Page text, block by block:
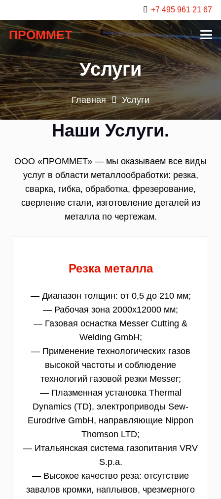
+7 495 961 21 67
ПРОММЕТ
Услуги
Главная Услуги
Наши Услуги.
ООО «ПРОММЕТ» — мы оказываем все виды
услуг в области металлообработки: резка,
сварка, гибка, обработка, фрезерование,
сверление стали, изготовление деталей из
металла по чертежам.
Резка металла
— Диапазон толщин: от 0,5 до 210 мм;
— Рабочая зона 2000х12000 мм;
— Газовая оснастка Messer Cutting &
Welding GmbH;
— Применение технологических газов
высокой частоты и соблюдение
технологий газовой резки Messer;
— Плазменная установка Thermal
Dynamics (TD), электроприводы Sew-
Eurodrive GmbH, направляющие Nippon
Thomson LTD;
— Итальянская система газопитания VRV
S.p.a.
— Высокое качество реза: отсутствие
завалов кромки, наплывов, чрезмерного